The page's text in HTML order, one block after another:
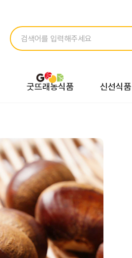
굿뜨래농식품 신선식품